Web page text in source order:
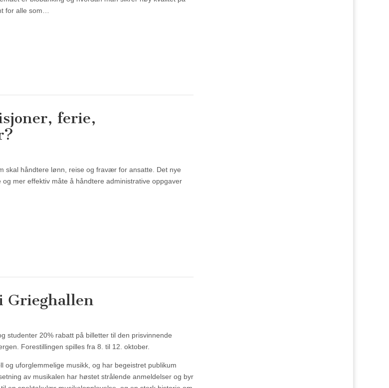
for alle som…
ferie,
skal håndtere lønn, reise og fravær for ansatte. Det nye
mer effektiv måte å håndtere administrative oppgaver
Grieghallen
studenter 20% rabatt på billetter til den prisvinnende
Forestillingen spilles fra 8. til 12. oktober.
og uforglemmelige musikk, og har begeistret publikum
av musikalen har høstet strålende anmeldelser og byr